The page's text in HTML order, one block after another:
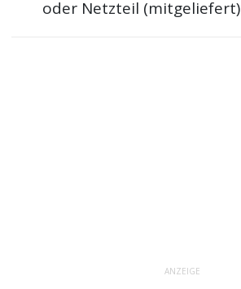
oder Netzteil (mitgeliefert)
ANZEIGE